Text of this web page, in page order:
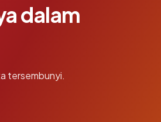
dalam
tersembunyi.